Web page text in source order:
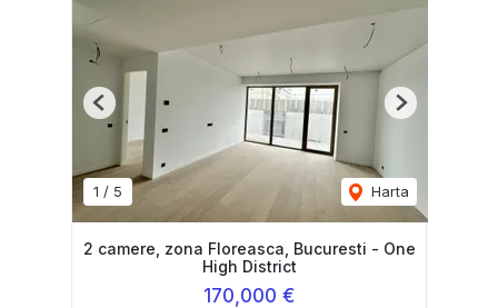
1 / 5 Harta
Previous Next
2 camere, zona Floreasca, Bucuresti - One
High District
170,000 €